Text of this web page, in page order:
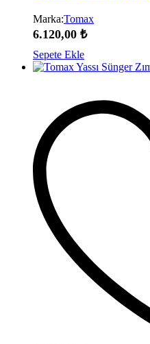
Marka:Tomax
6.120,00 ₺
Sepete Ekle